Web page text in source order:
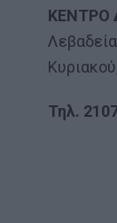
ΚΕΝΤΡΟ
Τηλ.